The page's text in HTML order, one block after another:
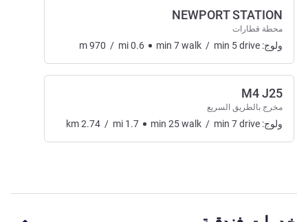
NEWPORT STATION
محطة قطارات
ولوج: m970 / mi0.6 min 7walk / min 5drive
M4 J25
مخرج بالطريق السريع
ولوج: km2.74 / mi 1.7 min 25walk / min 7drive